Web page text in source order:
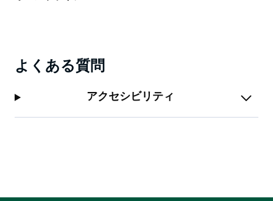
よくある質問
アクセシビリティ